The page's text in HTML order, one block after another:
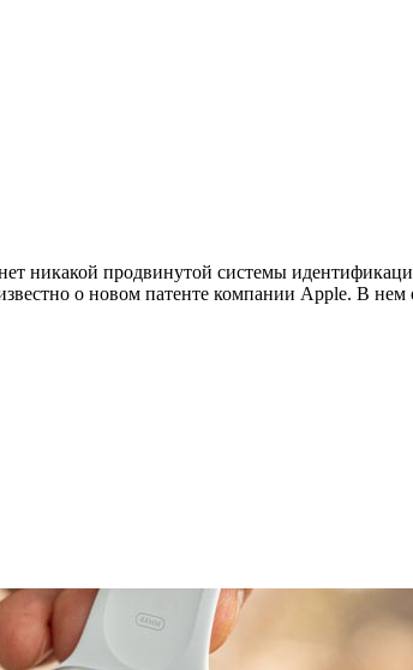
никакой продвинутой системы
о новом патенте компании Apple. В